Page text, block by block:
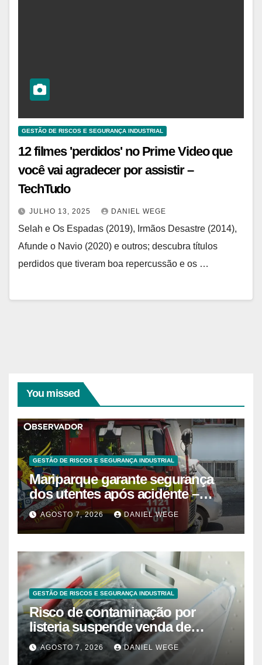
GESTÃO DE RISCOS E SEGURANÇA INDUSTRIAL
12 filmes 'perdidos' no Prime Video que
você vai agradecer por assistir –
TechTudo
JULHO 13, 2025 DANIEL WEGE
Selah e Os Espadas (2019), Irmãos Desastre (2014),
Afunde o Navio (2020) e outros; descubra títulos
perdidos que tiveram boa repercussão e os …
You missed
GESTÃO DE RISCOS E SEGURANÇA INDUSTRIAL
Mariparque garante segurança
dos utentes após acidente –
Observador
AGOSTO 7, 2026 DANIEL WEGE
GESTÃO DE RISCOS E SEGURANÇA INDUSTRIAL
Risco de contaminação por
listeria suspende venda de
mirtilos em fábricas da América
do Norte – Mix Vale
AGOSTO 7, 2026 DANIEL WEGE